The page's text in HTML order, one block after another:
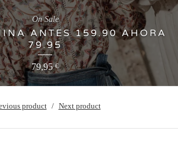
ANTES 159.90 AHORA
79.95
79,95€
On Sale
product Next product